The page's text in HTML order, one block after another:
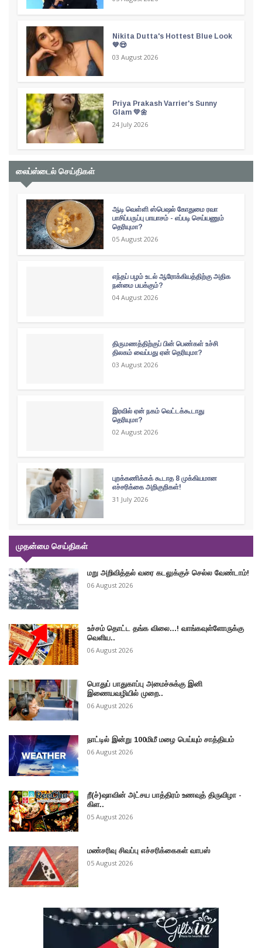
Nikita Dutta's Hottest Blue Look
💙😍
03 August 2026
Priya Prakash Varrier's Sunny
Glam 💛🌼
24 July 2026
லைப்ஸ்டைல் செய்திகள்
ஆடி வெள்ளி ஸ்பெஷல் கோதுமை ரவா
பாசிப்பருப்பு பாயாசம் - எப்படி செய்யணும்
தெரியுமா?
05 August 2026
எந்தப் பழம் உடல் ஆரோக்கியத்திற்கு அதிக
நன்மை பயக்கும்?
04 August 2026
திருமணத்திற்குப் பின் பெண்கள் உச்சி
திலகம் வைப்பது ஏன் தெரியுமா?
03 August 2026
இரவில் ஏன் நகம் வெட்டக்கூடாது
தெரியுமா?
02 August 2026
புறக்கணிக்கக் கூடாத 8 முக்கியமான
எச்சரிக்கை அறிகுறிகள்!
31 July 2026
முதன்மை செய்திகள்
மறு அறிவித்தல் வரை கடலுக்குச் செல்ல வேண்டாம்!
06 August 2026
உச்சம் தொட்ட தங்க விலை...! வாங்கவுள்ளோருக்கு
வெளிய..
06 August 2026
பொதுப் பாதுகாப்பு அமைச்சுக்கு இனி
இணையவழியில் முறை..
06 August 2026
நாட்டில் இன்று 100மிமீ மழை பெய்யும் சாத்தியம்
06 August 2026
றீ(ச்)ஷாவின் அட்சய பாத்திரம் உணவுத் திருவிழா -
கிள..
05 August 2026
மண்சரிவு சிவப்பு எச்சரிக்கைகள் வாபஸ்
05 August 2026